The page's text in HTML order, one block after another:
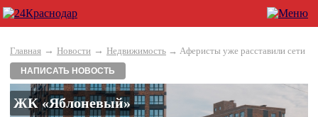
Главная → Новости → Недвижимость → Аферисты уже расставили сети
НАПИСАТЬ НОВОСТЬ
ЖК «Яблоневый»